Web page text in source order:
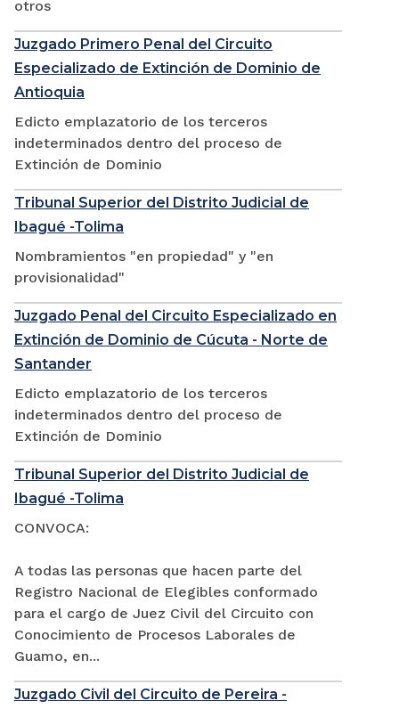
otros
Juzgado Primero Penal del Circuito
Especializado de Extinción de Dominio de
Antioquia
Edicto emplazatorio de los terceros
indeterminados dentro del proceso de
Extinción de Dominio
Tribunal Superior del Distrito Judicial de
Ibagué -Tolima
Nombramientos "en propiedad" y "en
provisionalidad"
Juzgado Penal del Circuito Especializado en
Extinción de Dominio de Cúcuta - Norte de
Santander
Edicto emplazatorio de los terceros
indeterminados dentro del proceso de
Extinción de Dominio
Tribunal Superior del Distrito Judicial de
Ibagué -Tolima
CONVOCA:
A todas las personas que hacen parte del
Registro Nacional de Elegibles conformado
para el cargo de Juez Civil del Circuito con
Conocimiento de Procesos Laborales de
Guamo, en...
Juzgado Civil del Circuito de Pereira -